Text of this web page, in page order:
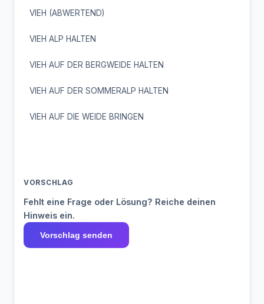
VIEH (ABWERTEND)
VIEH ALP HALTEN
VIEH AUF DER BERGWEIDE HALTEN
VIEH AUF DER SOMMERALP HALTEN
VIEH AUF DIE WEIDE BRINGEN
VORSCHLAG
Fehlt eine Frage oder Lösung? Reiche deinen
Hinweis ein.
Vorschlag senden